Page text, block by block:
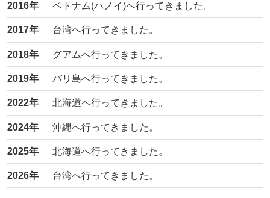
2016年 ベトナム(ハノイ)へ行ってきました。
2017年 台湾へ行ってきました。
2018年 グアムへ行ってきました。
2019年 バリ島へ行ってきました。
2022年 北海道へ行ってきました。
2024年 沖縄へ行ってきました。
2025年 北海道へ行ってきました。
2026年 台湾へ行ってきました。